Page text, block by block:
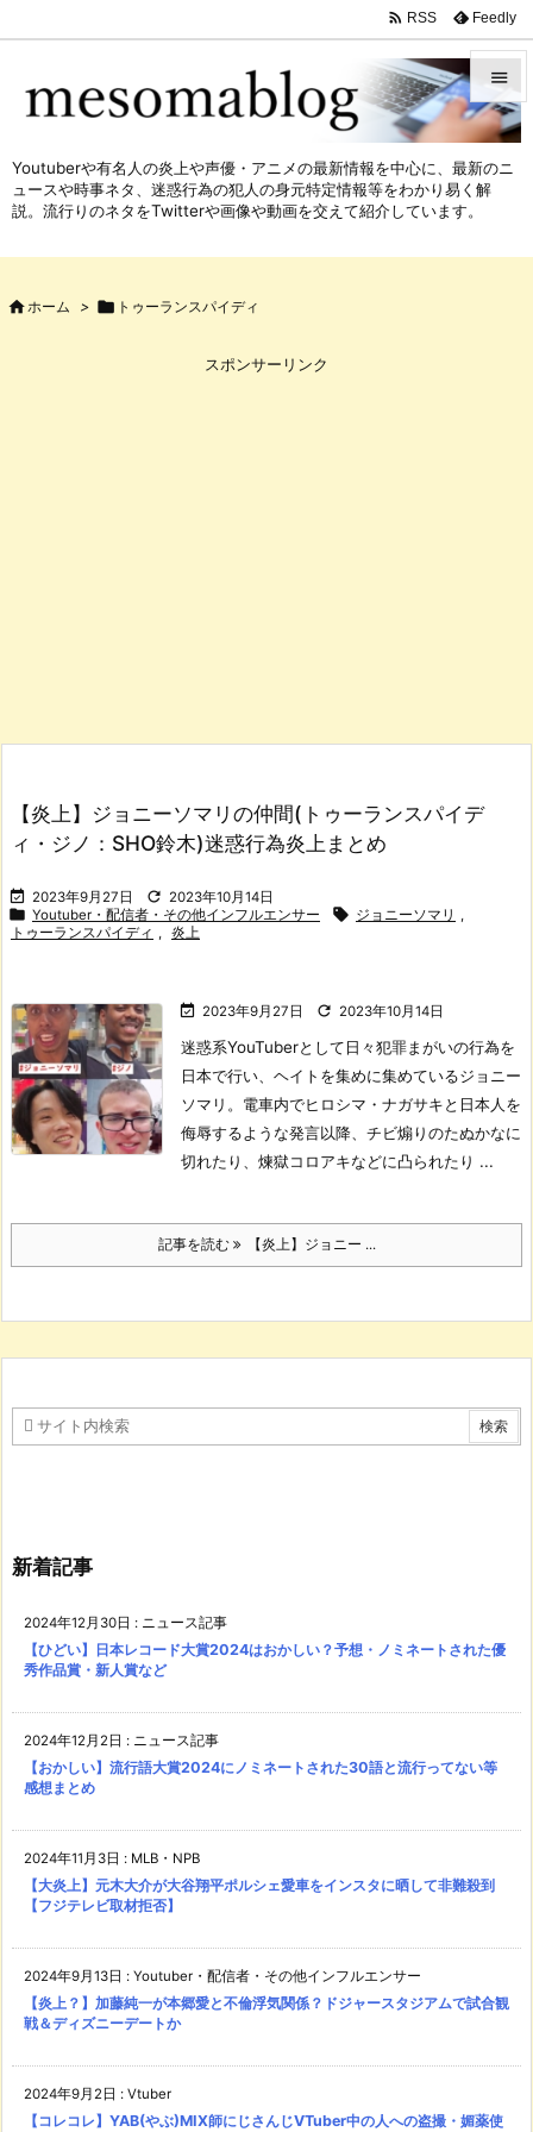



 RSS Feedly
Youtuberや有名人の炎上や声優・アニメの最新情報を中心に、最新のニ
ュースや時事ネタ、迷惑行為の犯人の身元特定情報等をわかり易く解
説。流行りのネタをTwitterや画像や動画を交えて紹介しています。
 ホーム >  トゥーランスパイディ
スポンサーリンク
【炎上】ジョニーソマリの仲間(トゥーランスパイデ
ィ・ジノ：SHO鈴木)迷惑行為炎上まとめ
 2023年9月27日  2023年10月14日
 Youtuber・配信者・その他インフルエンサー  ジョニーソマリ ,
トゥーランスパイディ , 炎上
 2023年9月27日  2023年10月14日
迷惑系YouTuberとして日々犯罪まがいの行為を
日本で行い、ヘイトを集めに集めているジョニー
ソマリ。 電車内でヒロシマ・ナガサキと日本人を
侮辱するような発言以降、チビ煽りのたぬかなに
切れたり、煉獄コロアキなどに凸られたり ...
記事を読む 【炎上】ジョニー ...
新着記事
2024年12月30日 : ニュース記事
【ひどい】日本レコード大賞2024はおかしい？予想・ノミネートされた優
秀作品賞・新人賞など
2024年12月2日 : ニュース記事
【おかしい】流行語大賞2024にノミネートされた30語と流行ってない等
感想まとめ
2024年11月3日 : MLB・NPB
【大炎上】元木大介が大谷翔平ポルシェ愛車をインスタに晒して非難殺到
【フジテレビ取材拒否】
2024年9月13日 : Youtuber・配信者・その他インフルエンサー
【炎上？】加藤純一が本郷愛と不倫浮気関係？ドジャースタジアムで試合観
戦＆ディズニーデートか
2024年9月2日 : Vtuber
【コレコレ】YAB(やぶ)MIX師にじさんじVTuber中の人への盗撮・媚薬使